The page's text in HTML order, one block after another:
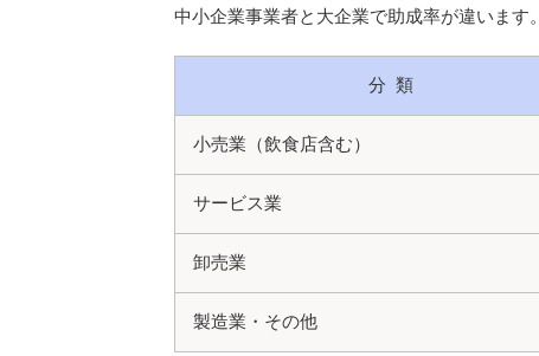
中小企業事業者と大企業で助成率が違います。
分 類
小売業（飲食店含む）
サービス業
卸売業
製造業・その他